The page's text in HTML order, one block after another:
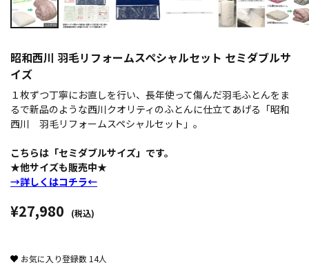
昭和西川 羽毛リフォームスペシャルセット セミダブルサ
イズ
１枚ずつ丁寧にお直しを行い、長年使って傷んだ羽毛ふとんをま
るで新品のような西川クオリティのふとんに仕立てあげる「昭和
西川 羽毛リフォームスペシャルセット」。
こちらは「セミダブルサイズ」です。
★他サイズも販売中★
→詳しくはコチラ←
¥27,980 (税込)
お気に入り登録数 14人